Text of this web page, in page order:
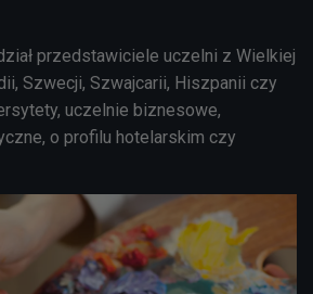
przedstawiciele uczelni z Wielkiej
Szwecji, Szwajcarii, Hiszpanii czy
uczelnie biznesowe,
o profilu hotelarskim czy